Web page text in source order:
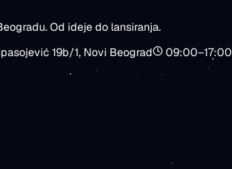
Od ideje do lansiranja.
19b/1, Novi Beograd 09:00–17:00